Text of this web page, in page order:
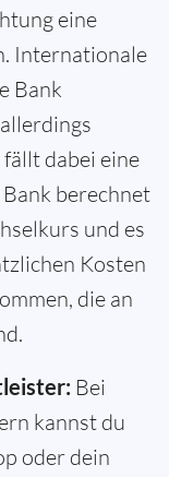
eine
Internationale
Bank
dabei eine
berechnet
und es
Kosten
die an
Bei
kannst du
oder dein